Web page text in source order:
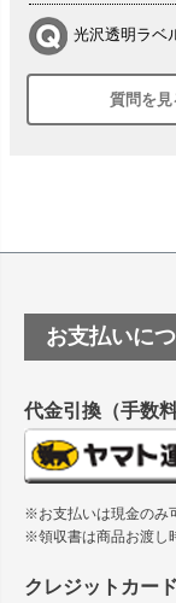
光沢透明ラベ
シルバーペ
は？
塩ビのロール
つや消し半透
縦420mm×横
質問を見
お支払いに
代金引換（手数料
※お支払いは現金のみ
※領収書は商品お渡し
クレジットカー